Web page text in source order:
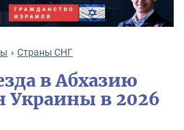
Cтраны СНГ
в Абхазию
Украины в 2026